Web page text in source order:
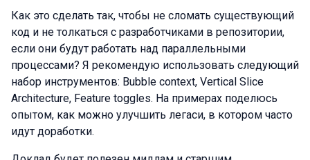
Как это сделать так, чтобы не сломать существующий
код и не толкаться с разработчиками в репозитории,
если они будут работать над параллельными
процессами? Я рекомендую использовать следующий
набор инструментов: Bubble context, Vertical Slice
Architecture, Feature toggles. На примерах поделюсь
опытом, как можно улучшить легаси, в котором часто
идут доработки.